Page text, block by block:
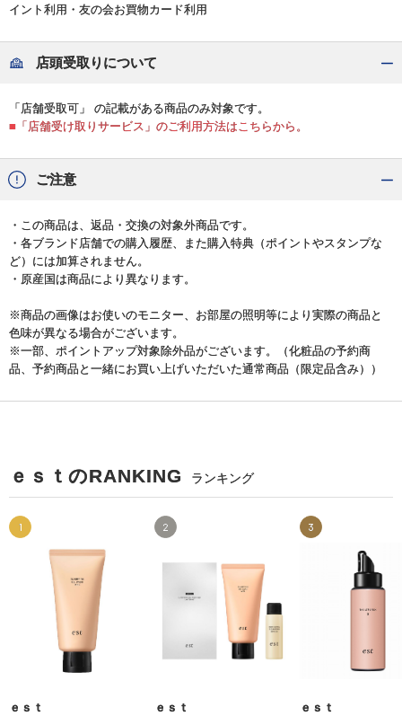
イント利用・友の会お買物カード利用
店頭受取りについて
「店舗受取可」 の記載がある商品のみ対象です。
■「店舗受け取りサービス」のご利用方法はこちらから。
ご注意
・この商品は、返品・交換の対象外商品です。
・各ブランド店舗での購入履歴、また購入特典（ポイントやスタンプな
ど）には加算されません。
・原産国は商品により異なります。
※商品の画像はお使いのモニター、お部屋の照明等により実際の商品と
色味が異なる場合がございます。
※一部、ポイントアップ対象除外品がございます。（化粧品の予約商
品、予約商品と一緒にお買い上げいただいた通常商品（限定品含み））
ｅｓｔのRANKING ランキング
1
ｅｓｔ
2
ｅｓｔ
3
ｅｓｔ